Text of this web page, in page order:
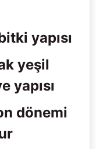
yapısı
yeşil
yapısı
dönemi